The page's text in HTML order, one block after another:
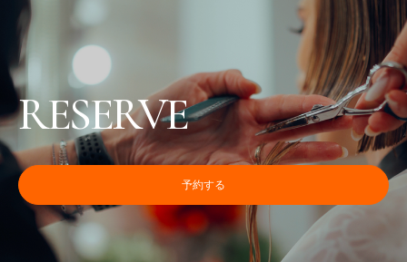
RESERVE
予約する